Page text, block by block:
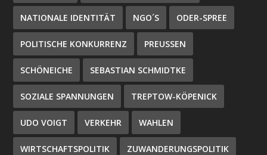
NATIONALE IDENTITÄT NGO´S ODER-SPREE
POLITISCHE KONKURRENZ PREUSSEN
SCHÖNEICHE SEBASTIAN SCHMIDTKE
SOZIALE SPANNUNGEN TREPTOW-KÖPENICK
UDO VOIGT VERKEHR WAHLEN
WIRTSCHAFTSPOLITIK ZUWANDERUNGSPOLITIK